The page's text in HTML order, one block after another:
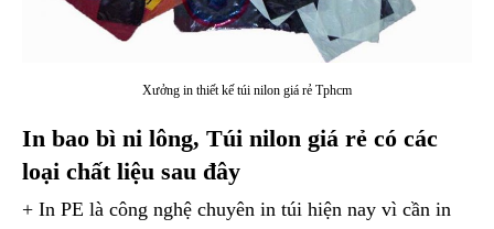
Xưởng in thiết kế túi nilon giá rẻ Tphcm
In bao bì ni lông, Túi nilon giá rẻ có các
loại chất liệu sau đây
+ In PE là công nghệ chuyên in túi hiện nay vì cần in